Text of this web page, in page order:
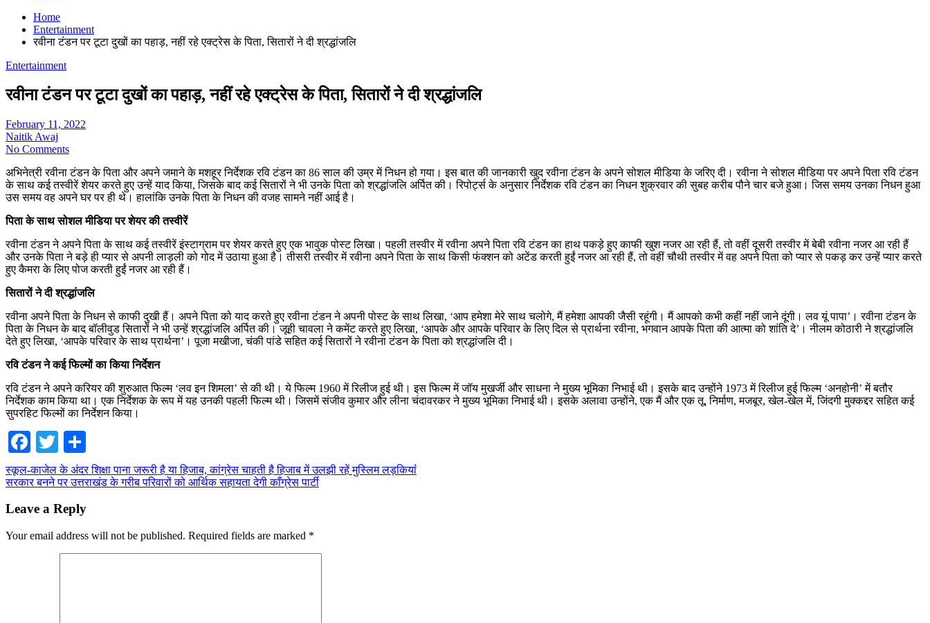
Home
Entertainment
रवीना टंडन पर टूटा दुखों का पहाड़, नहीं रहे एक्ट्रेस के पिता, सितारों ने दी श्रद्धांजलि
Entertainment
रवीना टंडन पर टूटा दुखों का पहाड़, नहीं रहे एक्ट्रेस के पिता, सितारों ने दी श्रद्धांजलि
February 11, 2022
Naitik Awaj
No Comments
अभिनेत्री रवीना टंडन के पिता और अपने जमाने के मशहूर निर्देशक रवि टंडन का 86 साल की उम्र में निधन हो गया। इस बात की जानकारी खुद रवीना टंडन के अपने सोशल मीडिया के जरिए दी। रवीना ने सोशल मीडिया पर अपने पिता रवि टंडन
के साथ कई तस्वीरें शेयर करते हुए उन्हें याद किया, जिसके बाद कई सितारों ने भी उनके पिता को श्रद्धांजलि अर्पित की। रिपोर्ट्स के अनुसार निर्देशक रवि टंडन का निधन शुक्रवार की सुबह करीब पौने चार बजे हुआ। जिस समय उनका निधन हुआ
उस समय वह अपने घर पर ही थे। हालांकि उनके पिता के निधन की वजह सामने नहीं आई है।
पिता के साथ सोशल मीडिया पर शेयर की तस्वीरें
रवीना टंडन ने अपने पिता के साथ कई तस्वीरें इंस्टाग्राम पर शेयर करते हुए एक भावुक पोस्ट लिखा। पहली तस्वीर में रवीना अपने पिता रवि टंडन का हाथ पकड़े हुए काफी खुश नजर आ रही हैं, तो वहीं दूसरी तस्वीर में बेबी रवीना नजर आ रही हैं
और उनके पिता ने बड़े ही प्यार से अपनी लाड़ली को गोद में उठाया हुआ है। तीसरी तस्वीर में रवीना अपने पिता के साथ किसी फंक्शन को अटेंड करती हुईं नजर आ रही हैं, तो वहीं चौथी तस्वीर में वह अपने पिता को प्यार से पकड़ कर उन्हें प्यार करते
हुए कैमरा के लिए पोज करती हुईं नजर आ रही हैं।
सितारों ने दी श्रद्धांजलि
रवीना अपने पिता के निधन से काफी दुखी हैं। अपने पिता को याद करते हुए रवीना टंडन ने अपनी पोस्ट के साथ लिखा, ‘आप हमेशा मेरे साथ चलोगे, मैं हमेशा आपकी जैसी रहूंगी। मैं आपको कभी कहीं नहीं जाने दूंगी। लव यूं पापा’। रवीना टंडन के
पिता के निधन के बाद बॉलीवुड सितारों ने भी उन्हें श्रद्धांजलि अर्पित की। जूही चावला ने कमेंट करते हुए लिखा, ‘आपके और आपके परिवार के लिए दिल से प्रार्थना रवीना, भगवान आपके पिता की आत्मा को शांति दे’। नीलम कोठारी ने श्रद्धांजलि
देते हुए लिखा, ‘आपके परिवार के साथ प्रार्थना’। पूजा मखीजा, चंकी पांडे सहित कई सितारों ने रवीना टंडन के पिता को श्रद्धांजलि दी।
रवि टंडन ने कई फिल्मों का किया निर्देशन
रवि टंडन ने अपने करियर की शुरुआत फिल्म ‘लव इन शिमला’ से की थी। ये फिल्म 1960 में रिलीज हुई थी। इस फिल्म में जॉय मुखर्जी और साधना ने मुख्य भूमिका निभाई थी। इसके बाद उन्होंने 1973 में रिलीज हुई फिल्म ‘अनहोनी’ में बतौर
निर्देशक काम किया था। एक निर्देशक के रूप में यह उनकी पहली फिल्म थी। जिसमें संजीव कुमार और लीना चंदावरकर ने मुख्य भूमिका निभाई थी। इसके अलावा उन्होंने, एक मैं और एक तू, निर्माण, मजबूर, खेल-खेल में, जिंदगी मुक्कद्दर सहित कई
सुपरहिट फिल्मों का निर्देशन किया।
Facebook
Twitter
Post
navigation
स्कूल-काजेल के अंदर शिक्षा पाना जरूरी है या हिजाब, कांग्रेस चाहती है हिजाब में उलझी रहें मुस्लिम लड़कियांं
सरकार बनने पर उत्तराखंड के गरीब परिवारों को आर्थिक सहायता देगी काँग्रेस पार्टी
Leave a Reply
Your email address will not be published. Required fields are marked *